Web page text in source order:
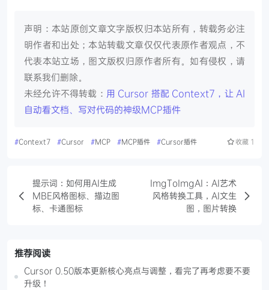
声明：本站原创文章文字版权归本站所有，转载务必注
明作者和出处；本站转载文章仅仅代表原作者观点，不
代表本站立场，图文版权归原作者所有。如有侵权，请
联系我们删除。
未经允许不得转载： 用 Cursor 搭配 Context7，让 AI
自动看文档、写对代码的神级MCP插件
#Context7 #Cursor #MCP #MCP插件 #Cursor插件 收藏 1
提示词：如何用AI生成
MBE风格图标、描边图
标、卡通图标
ImgToImgAI：AI艺术
风格转换工具，AI文生
图，图片转换
推荐阅读
Cursor 0.50版本更新核心亮点与调整，看完了再考虑要不要
升级！